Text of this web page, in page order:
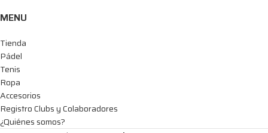
MENU
Tienda
Pádel
Tenis
Ropa
Accesorios
Registro Clubs y Colaboradores
¿Quiénes somos?